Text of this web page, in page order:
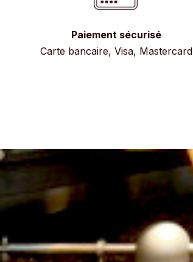
Paiement sécurisé
Carte bancaire, Visa, Mastercard